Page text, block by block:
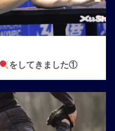
をしてきました①